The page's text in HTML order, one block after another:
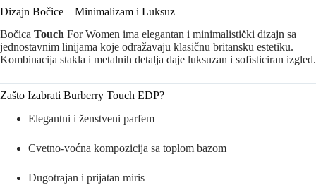
Dizajn Bočice – Minimalizam i Luksuz
Bočica Touch For Women ima elegantan i minimalistički dizajn sa
jednostavnim linijama koje odražavaju klasičnu britansku estetiku.
Kombinacija stakla i metalnih detalja daje luksuzan i sofisticiran izgled.
Zašto Izabrati Burberry Touch EDP?
Elegantni i ženstveni parfem
Cvetno-voćna kompozicija sa toplom bazom
Dugotrajan i prijatan miris